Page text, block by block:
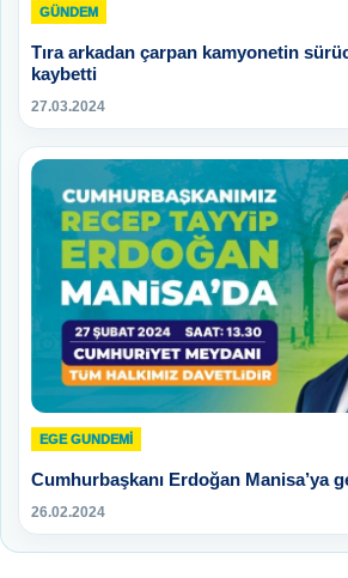
GÜNDEM
Tıra arkadan çarpan kamyonetin
kaybetti
27.03.2024
EGE GUNDEMİ
Cumhurbaşkanı Erdoğan Manisa’ya
26.02.2024